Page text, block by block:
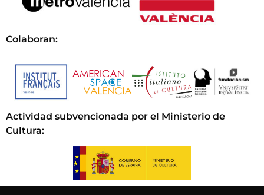
Colaboran:
Actividad subvencionada por el Ministerio de
Cultura: